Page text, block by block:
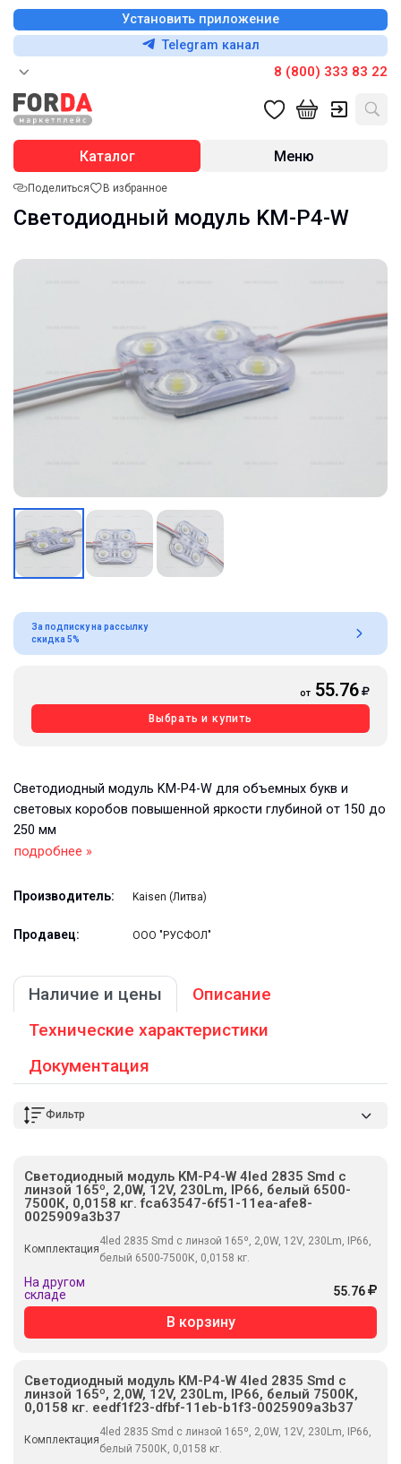
Установить приложение
Telegram канал
8 (800) 333 83 22
Каталог Меню
Поделиться В избранное
Светодиодный модуль KM-P4-W
За подписку на рассылку
скидка 5%
от 55.76
Выбрать и купить
Светодиодный модуль KM-P4-W для объемных букв и
световых коробов повышенной яркости глубиной от 150 до
250 мм
подробнее »
Производитель: Kaisen (Литва)
Продавец: ООО "РУСФОЛ"
Наличие и цены
Описание
Технические характеристики
Документация
Фильтр
Светодиодный модуль KM-P4-W 4led 2835 Smd c
линзой 165º, 2,0W, 12V, 230Lm, IP66, белый 6500-
7500К, 0,0158 кг. fca63547-6f51-11ea-afe8-
0025909a3b37
Комплектация
4led 2835 Smd c линзой 165º, 2,0W, 12V, 230Lm, IP66,
белый 6500-7500К, 0,0158 кг.
На другом
складе
55.76
В корзину
Светодиодный модуль KM-P4-W 4led 2835 Smd c
линзой 165º, 2,0W, 12V, 230Lm, IP66, белый 7500К,
0,0158 кг. eedf1f23-dfbf-11eb-b1f3-0025909a3b37
Комплектация
4led 2835 Smd c линзой 165º, 2,0W, 12V, 230Lm, IP66,
белый 7500К, 0,0158 кг.